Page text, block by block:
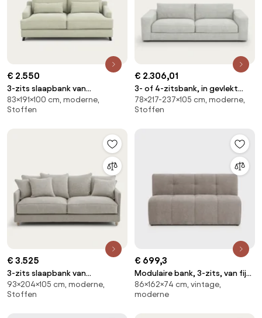
€ 2.550
3-zits slaapbank van
stonewashed fluweel, ALWINE
83×191×100 cm, moderne,
Stoffen
€ 2.306,01
3- of 4-zitsbank, in gevlekt
canvas, Skander
78×217-237×105 cm, moderne,
Stoffen
€ 3.525
3-zits slaapbank van
gestructureerde viscose en
linnen, LAZARE
93×204×105 cm, moderne,
Stoffen
€ 699,3
Modulaire bank, 3-zits, van fijn
chenille, ANETA
86×162×74 cm, vintage,
moderne